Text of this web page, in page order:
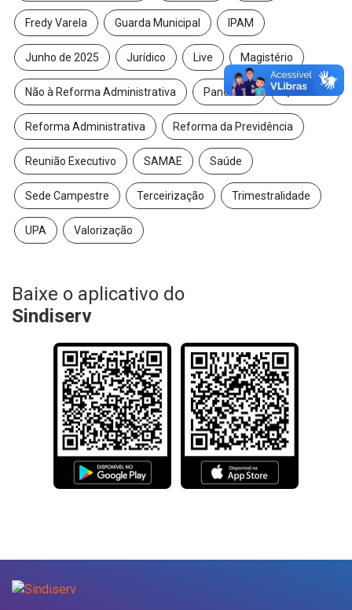
Fredy Varela Guarda Municipal IPAM
Junho de 2025 Jurídico Live Magistério
Não à Reforma Administrativa Pandemia QualividA
Reforma Administrativa Reforma da Previdência
Reunião Executivo SAMAE Saúde
Sede Campestre Terceirização Trimestralidade
UPA Valorização
Baixe o aplicativo do
Sindiserv